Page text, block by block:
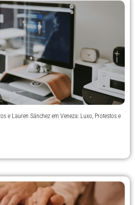
e Lauren Sánchez em Veneza: Luxo, Protestos e